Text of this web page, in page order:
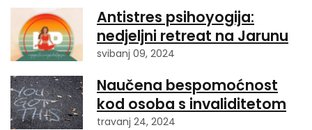
Antistres psihoyogija:
nedjeljni retreat na Jarunu
svibanj 09, 2024
Naučena bespomoćnost
kod osoba s invaliditetom
travanj 24, 2024